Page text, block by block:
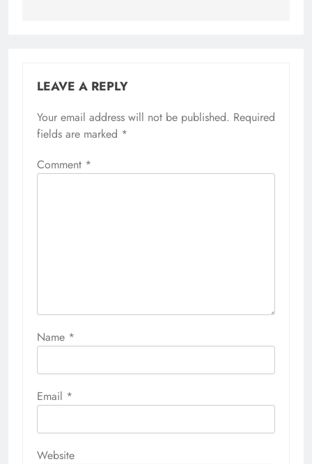
LEAVE A REPLY
Your email address will not be published. Required
fields are marked *
Comment *
Name *
Email *
Website